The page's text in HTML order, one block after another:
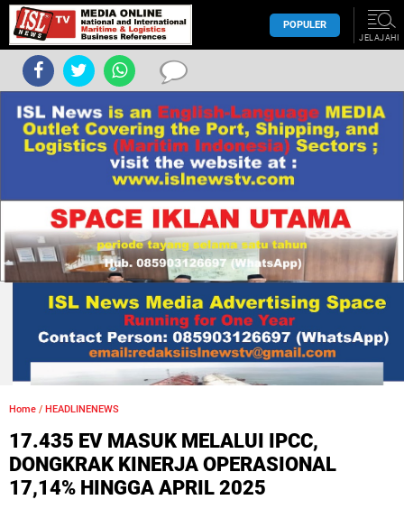
POPULER
JELAJAHI
Home / HEADLINENEWS
17.435 EV MASUK MELALUI IPCC,
DONGKRAK KINERJA OPERASIONAL
17,14% HINGGA APRIL 2025